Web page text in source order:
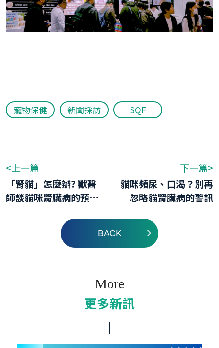
寵物保健 新聞採訪 SQF
<上一篇
「腎貓」怎麼辦? 獸醫
師談貓咪腎臟病的預
下一篇>
貓咪頻尿、口渴？別再
忽略貓腎臟病的警訊
BACK
More
更多新訊